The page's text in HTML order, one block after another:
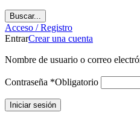
Buscar...
Acceso / Registro
EntrarCrear una cuenta
Nombre de usuario o correo
Contraseña *Obligatorio
Iniciar sesión